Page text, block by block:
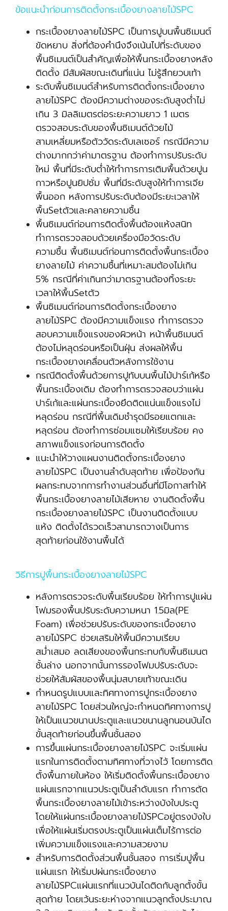
ข้อแนะนำก่อนการติดตั้งกระเบื้องยางลายไม้SPC
กระเบื้องยางลายไม้SPC เป็นการปูบนพื้นซิเมนต์
ขัดหยาบ สิ่งที่ต้องคำนึงจึงเน้นไปที่ระดับของ
พื้นซิเมนต์เป็นสำคัญเพื่อให้พื้นกระเบื้องยางหลัง
ติดตั้ง มีสัมผัสขณะเดินที่แน่น ไม่รู้สึกยวบเท้า
ระดับพื้นซิเมนต์สำหรับการติดตั้งกระเบื้องยาง
ลายไม้SPC ต้องมีความต่างของระดับสูงต่ำไม่
เกิน 3 มิลลิเมตรต่อระยะความยาว 1 เมตร
ตรวจสอบระดับของพื้นซิเมนต์ด้วยไม้
สามเหลี่ยมหรือตัววัดระดับเลเซอร์ กรณีมีความ
ต่างมากกว่าค่ามาตรฐาน ต้องทำการปรับระดับ
ใหม่ พื้นที่มีระดับต่ำให้ทำการการเติมพื้นด้วยปูน
กาวหรือปูนยิปซั่ม พื้นที่มีระดับสูงให้ทำการเจีย
พื้นออก หลังการปรับระดับต้องมีระยะเวลาให้
พื้นSetตัวและคลายความชื้น
พื้นซิเมนต์ก่อนการติดตั้งพื้นต้องแห้งสนิท
ทำการตรวจสอบด้วยเครื่องมือวัดระดับ
ความชื้น พื้นซิเมนต์ก่อนการติดตั้งพื้นกระเบื้อง
ยางลายไม้ ค่าความชื้นที่เหมาะสมต้องไม่เกิน
5% กรณีที่ค่าเกินกว่ามาตรฐานต้องทิ้งระยะ
เวลาให้พื้นSetตัว
พื้นซิเมนต์ก่อนการติดตั้งกระเบื้องยาง
ลายไม้SPC ต้องมีความแข็งแรง ทำการตรวจ
สอบความแข็งแรงของผิวหน้า หน้าพื้นซิเมนต์
ต้องไม่หลุดร่อนหรือเป็นฝุ่น ส่งผลให้พื้น
กระเบื้องยางเคลื่อนตัวหลังการใช้งาน
กรณีติดตั้งพื้นด้วยการปูทับบนพื้นไม้ปาร์เก้หรือ
พื้นกระเบื้องเดิม ต้องทำการตรวจสอบว่าแผ่น
ปาร์เก้และแผ่นกระเบื้องยึดติดแน่นแข็งแรงไม่
หลุดร่อน กรณีที่พื้นเดิมชำรุดมีรอยแตกและ
หลุดร่อน ต้องทำการซ่อมแซมให้เรียบร้อย คง
สภาพแข็งแรงก่อนการติดตั้ง
แนะนำให้วางแผนงานติดตั้งกระเบื้องยาง
ลายไม้SPC เป็นงานลำดับสุดท้าย เพื่อป้องกัน
ผลกระทบจากการทำงานส่วนอื่นที่มีโอกาสทำให้
พื้นกระเบื้องยางลายไม้เสียหาย งานติดตั้งพื้น
กระเบื้องยางลายไม้SPC เป็นงานติดตั้งแบบ
แห้ง ติดตั้งได้รวดเร็วสามารถวางเป็นการ
สุดท้ายก่อนใช้งานพื้นได้
วิธีการปูพื้นกระเบื้องยางลายไม้SPC
หลังการตรวจระดับพื้นเรียบร้อย ให้ทำการปูแผ่น
โฟมรองพื้นปรับระดับความหนา 1.5มิล(PE
Foam) เพื่อช่วยปรับระดับของกระเบื้องยาง
ลายไม้SPC ช่วยเสริมให้พื้นมีความเรียบ
สม่ำเสมอ ลดเสียงของพื้นกระทบกับพื้นซิเมนต
ชั้นล่าง นอกจากนั้นการรองโฟมปรับระดับจะ
ช่วยให้สัมผัสของพื้นนุ่มสบายเท้าขณะเดิน
กำหนดรูปแบบและทิศทางการปูกระเบื้องยาง
ลายไม้SPC โดยส่วนใหญ่จะกำหนดทิศทางการปู
ให้เป็นแนวขนานประตูและแนวขนานลูกนอนบันได
ขั้นสุดท้ายก่อนขึ้นพื้นชั้นสอง
การขึ้นแผ่นกระเบื้องยางลายไม้SPC จะเริ่มแผ่น
แรกในการติดตั้งตามทิศทางที่วางไว้ โดยการติด
ตั้งพื้นภายในห้อง ให้เริ่มติดตั้งพื้นกระเบื้องยาง
แผ่นแรกจากแนวประตูเป็นลำดับแรก ทำการตัด
พื้นกระเบื้องยางลายไม้เข้าระหว่างบังใบประตู
โดยให้แผ่นกระเบื้องยางลายไม้SPCอยู่ตรงบังใบ
เพื่อให้แผ่นเริ่มตรงประตูเป็นแผ่นเต็มไร้การต่อ
เพิ่มความแข็งแรงและความสวยงาม
สำหรับการติดตั้งส่วนพื้นชั้นสอง การเริ่มปูพื้น
แผ่นแรก ให้เริ่มปผ่นกระเบื้องยาง
ลายไม้SPCแผ่นแรกที่แนวบันไดติดกับลูกตั้งขั้น
สุดท้าย โดยเว้นระยะห่างจากแนวลูกตั้งประมาณ